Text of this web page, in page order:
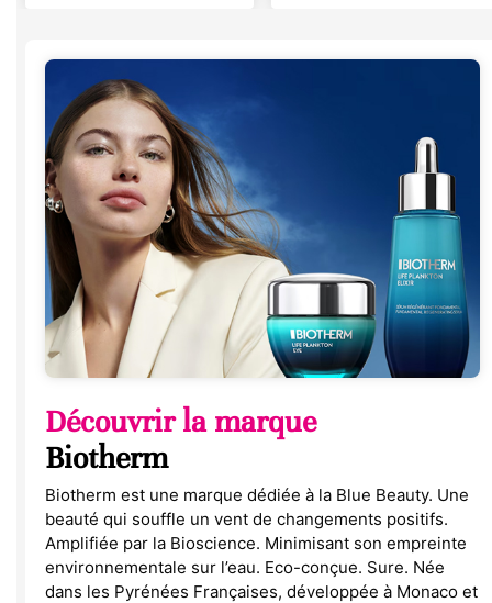
Découvrir la marque
Biotherm
Biotherm est une marque dédiée à la Blue Beauty. Une
beauté qui souffle un vent de changements positifs.
Amplifiée par la Bioscience. Minimisant son empreinte
environnementale sur l’eau. Eco-conçue. Sure. Née
dans les Pyrénées Françaises, développée à Monaco et